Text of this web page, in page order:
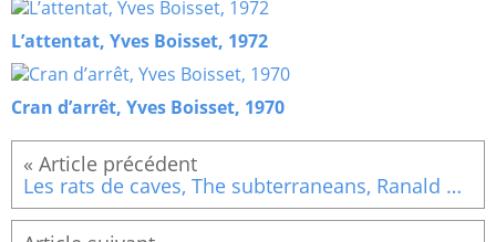
L’attentat, Yves Boisset, 1972
Cran d’arrêt, Yves Boisset, 1970
Les rats de caves, The subterraneans, Ranald MacDougall, 1960